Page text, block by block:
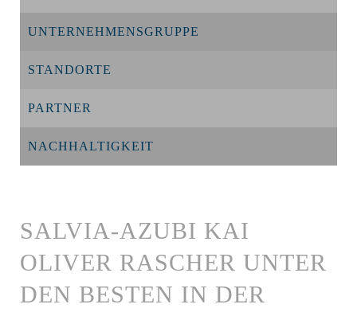
UNTERNEHMENSGRUPPE
STANDORTE
PARTNER
NACHHALTIGKEIT
SALVIA-AZUBI KAI
OLIVER RASCHER UNTER
DEN BESTEN IN DER